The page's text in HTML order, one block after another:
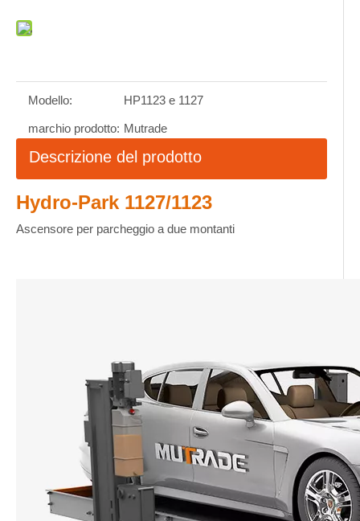
Modello: HP1123 e 1127
marchio prodotto: Mutrade
Descrizione del prodotto
Hydro-Park 1127/1123
Ascensore per parcheggio a due montanti